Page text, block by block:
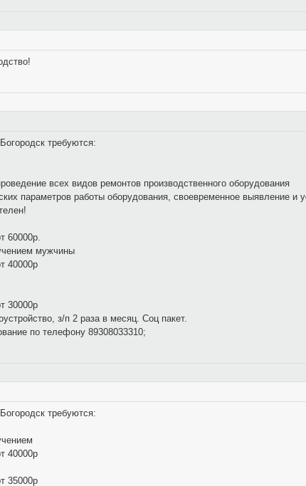
требуются:
всех видов ремонтов производственного оборудования
параметров работы оборудования, своевременное выявление и
60000р.
мужчины
40000р
30000р
з/п 2 раза в месяц. Соц пакет.
по телефону 89308033310;
требуются:
40000р
35000р